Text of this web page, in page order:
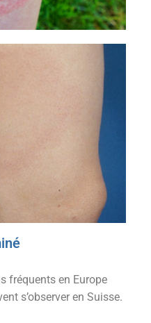
fréquents en Europe
s’observer en Suisse.